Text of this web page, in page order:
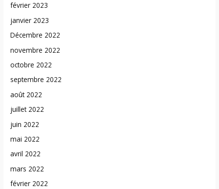
février 2023
janvier 2023
Décembre 2022
novembre 2022
octobre 2022
septembre 2022
août 2022
juillet 2022
juin 2022
mai 2022
avril 2022
mars 2022
février 2022